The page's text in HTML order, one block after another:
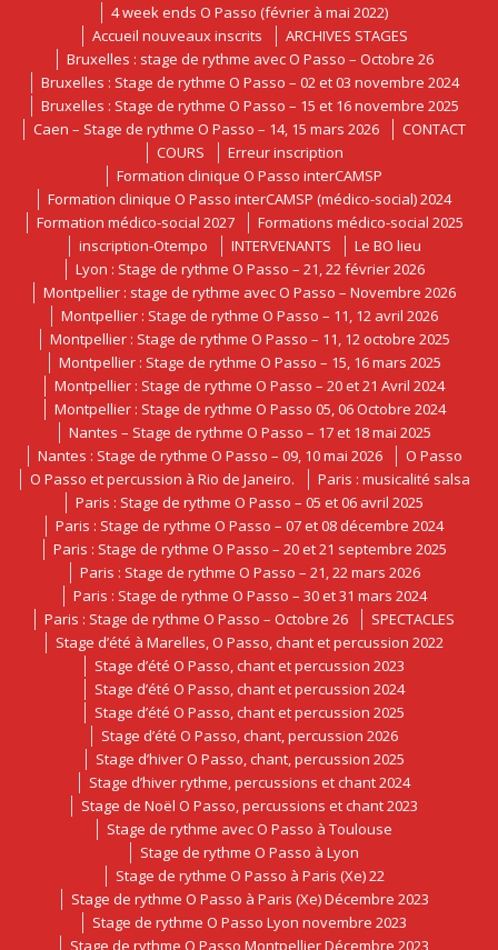
4 week ends O Passo (février à mai 2022)
Accueil nouveaux inscrits
ARCHIVES STAGES
Bruxelles : stage de rythme avec O Passo – Octobre 26
Bruxelles : Stage de rythme O Passo – 02 et 03 novembre 2024
Bruxelles : Stage de rythme O Passo – 15 et 16 novembre 2025
Caen – Stage de rythme O Passo – 14, 15 mars 2026
CONTACT
COURS
Erreur inscription
Formation clinique O Passo interCAMSP
Formation clinique O Passo interCAMSP (médico-social) 2024
Formation médico-social 2027
Formations médico-social 2025
inscription-Otempo
INTERVENANTS
Le BO lieu
Lyon : Stage de rythme O Passo – 21, 22 février 2026
Montpellier : stage de rythme avec O Passo – Novembre 2026
Montpellier : Stage de rythme O Passo – 11, 12 avril 2026
Montpellier : Stage de rythme O Passo – 11, 12 octobre 2025
Montpellier : Stage de rythme O Passo – 15, 16 mars 2025
Montpellier : Stage de rythme O Passo – 20 et 21 Avril 2024
Montpellier : Stage de rythme O Passo 05, 06 Octobre 2024
Nantes – Stage de rythme O Passo – 17 et 18 mai 2025
Nantes : Stage de rythme O Passo – 09, 10 mai 2026
O Passo
O Passo et percussion à Rio de Janeiro.
Paris : musicalité salsa
Paris : Stage de rythme O Passo – 05 et 06 avril 2025
Paris : Stage de rythme O Passo – 07 et 08 décembre 2024
Paris : Stage de rythme O Passo – 20 et 21 septembre 2025
Paris : Stage de rythme O Passo – 21, 22 mars 2026
Paris : Stage de rythme O Passo – 30 et 31 mars 2024
Paris : Stage de rythme O Passo – Octobre 26
SPECTACLES
Stage d’été à Marelles, O Passo, chant et percussion 2022
Stage d’été O Passo, chant et percussion 2023
Stage d’été O Passo, chant et percussion 2024
Stage d’été O Passo, chant et percussion 2025
Stage d’été O Passo, chant, percussion 2026
Stage d’hiver O Passo, chant, percussion 2025
Stage d’hiver rythme, percussions et chant 2024
Stage de Noël O Passo, percussions et chant 2023
Stage de rythme avec O Passo à Toulouse
Stage de rythme O Passo à Lyon
Stage de rythme O Passo à Paris (Xe) 22
Stage de rythme O Passo à Paris (Xe) Décembre 2023
Stage de rythme O Passo Lyon novembre 2023
Stage de rythme O Passo Montpellier Décembre 2023